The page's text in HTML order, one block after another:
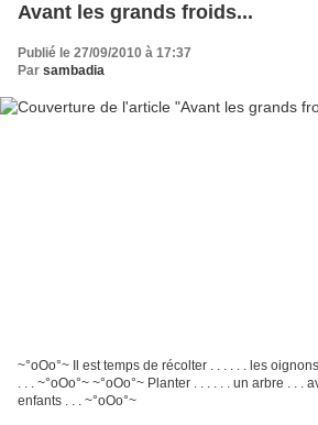
Avant les grands froids...
Publié le 27/09/2010 à 17:37
Par sambadia
~°oOo°~ Il est temps de récolter . . . . . . les
. . . ~°oOo°~ ~°oOo°~ Planter . . . . . . un arbre . .
enfants . . . ~°oOo°~